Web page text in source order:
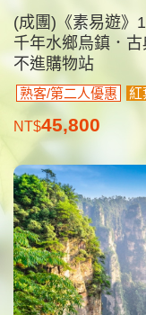
(成團)《素易遊》
千年水鄉烏鎮．古
不進購物站
熟客/第二人優惠 紅
NT$45,800